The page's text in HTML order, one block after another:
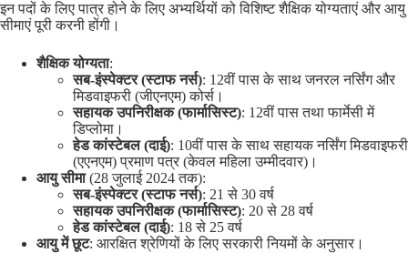
इन पदों के लिए पात्र होने के लिए अभ्यर्थियों को विशिष्ट शैक्षिक योग्यताएं और आयु
सीमाएं पूरी करनी होंगी।
शैक्षिक योग्यता:
सब-इंस्पेक्टर (स्टाफ नर्स): 12वीं पास के साथ जनरल नर्सिंग और
मिडवाइफरी (जीएनएम) कोर्स।
सहायक उपनिरीक्षक (फार्मासिस्ट): 12वीं पास तथा फार्मेसी में
डिप्लोमा।
हेड कांस्टेबल (दाई): 10वीं पास के साथ सहायक नर्सिंग मिडवाइफरी
(एएनएम) प्रमाण पत्र (केवल महिला उम्मीदवार)।
आयु सीमा(28 जुलाई 2024 तक):
सब-इंस्पेक्टर (स्टाफ नर्स): 21 से 30 वर्ष
सहायक उपनिरीक्षक (फार्मासिस्ट): 20 से 28 वर्ष
हेड कांस्टेबल (दाई): 18 से 25 वर्ष
आयु में छूट: आरक्षित श्रेणियों के लिए सरकारी नियमों के अनुसार।